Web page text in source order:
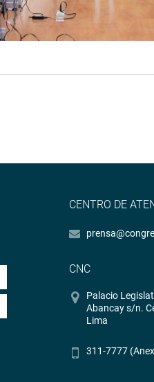
CENTRO DE
CNC
Palacio
Abancay s/n.
Lima
311-7777